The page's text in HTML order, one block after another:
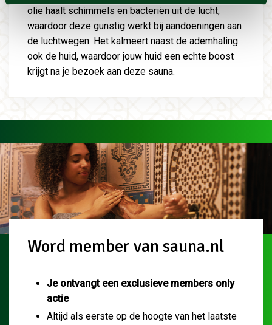
olie haalt schimmels en bacteriën uit de lucht,
waardoor deze gunstig werkt bij aandoeningen aan
de luchtwegen. Het kalmeert naast de ademhaling
ook de huid, waardoor jouw huid een echte boost
krijgt na je bezoek aan deze sauna.
Word member van sauna.nl
Je ontvangt een exclusieve members only
actie
Altijd als eerste op de hoogte van het laatste